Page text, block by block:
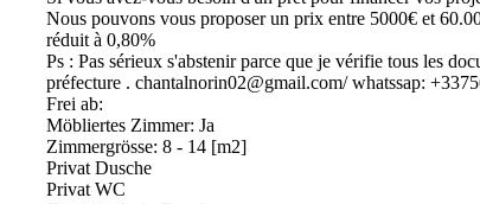
Nous pouvons vous proposer un prix entre 5000€ et
réduit à 0,80%
Ps : Pas sérieux s'abstenir parce que je vérifie tous les
préfecture . chantalnorin02@gmail.com/ whatssap:
Frei ab:
Möbliertes Zimmer: Ja
Zimmergrösse: 8 - 14 [m2]
Privat Dusche
Privat WC